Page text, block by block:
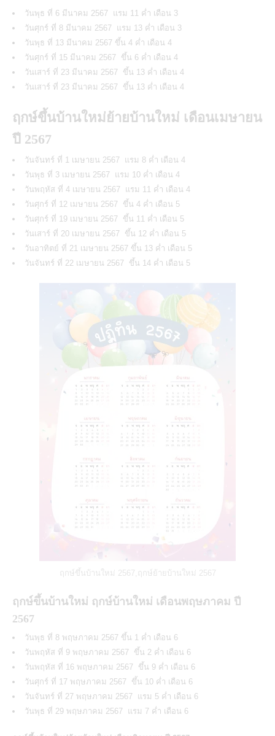
วันพุธ ที่ 6 มีนาคม 2567 แรม 11 ค่ำ เดือน 3
วันศุกร์ ที่ 8 มีนาคม 2567 แรม 13 ค่ำ เดือน 3
วันพุธ ที่ 13 มีนาคม 2567 ขึ้น 4 ค่ำ เดือน 4
วันศุกร์ ที่ 15 มีนาคม 2567 ขึ้น 6 ค่ำ เดือน 4
วันเสาร์ ที่ 23 มีนาคม 2567 ขึ้น 13 ค่ำ เดือน 4
วันเสาร์ ที่ 23 มีนาคม 2567 ขึ้น 13 ค่ำ เดือน 4
ฤกษ์ขึ้นบ้านใหม่ย้ายบ้านใหม่ เดือนเมษายน
ปี 2567
วันจันทร์ ที่ 1 เมษายน 2567 แรม 8 ค่ำ เดือน 4
วันพุธ ที่ 3 เมษายน 2567 แรม 10 ค่ำ เดือน 4
วันพฤหัส ที่ 4 เมษายน 2567 แรม 11 ค่ำ เดือน 4
วันศุกร์ ที่ 12 เมษายน 2567 ขึ้น 4 ค่ำ เดือน 5
วันศุกร์ ที่ 19 เมษายน 2567 ขึ้น 11 ค่ำ เดือน 5
วันเสาร์ ที่ 20 เมษายน 2567 ขึ้น 12 ค่ำ เดือน 5
วันอาทิตย์ ที่ 21 เมษายน 2567 ขึ้น 13 ค่ำ เดือน 5
วันจันทร์ ที่ 22 เมษายน 2567 ขึ้น 14 ค่ำ เดือน 5
ฤกษ์ขึ้นบ้านใหม่ 2567,ฤกษ์ย้ายบ้านใหม่ 2567
ฤกษ์ขึ้นบ้านใหม่ ฤกษ์บ้านใหม่ เดือนพฤษภาคม ปี
2567
วันพุธ ที่ 8 พฤษภาคม 2567 ขึ้น 1 ค่ำ เดือน 6
วันพฤหัส ที่ 9 พฤษภาคม 2567 ขึ้น 2 ค่ำ เดือน 6
วันพฤหัส ที่ 16 พฤษภาคม 2567 ขึ้น 9 ค่ำ เดือน 6
วันศุกร์ ที่ 17 พฤษภาคม 2567 ขึ้น 10 ค่ำ เดือน 6
วันจันทร์ ที่ 27 พฤษภาคม 2567 แรม 5 ค่ำ เดือน 6
วันพุธ ที่ 29 พฤษภาคม 2567 แรม 7 ค่ำ เดือน 6